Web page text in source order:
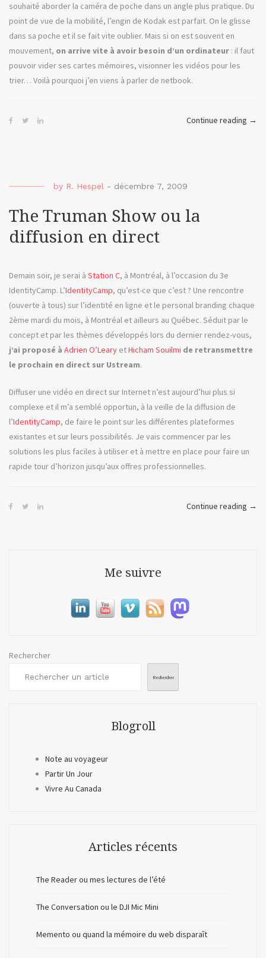
souhaité aborder la caméra de poche dans un angle plus pratique. Du
point de vue de la mobilité, l’engin de Kodak est parfait. On le glisse
dans sa poche et il se fait vite oublier. Mais si on est souvent en
mouvement, on arrive vite à avoir besoin d’un ordinateur : il faut
pouvoir vider ses cartes mémoires, visionner les vidéos pour les
trier… Voilà pourquoi j’en viens à parler de netbook.
Continue reading «
→
by R. Hespel - décembre 7, 2009
The Truman Show ou la
diffusion en direct
Demain soir, je serai à Station C, à Montréal, à l’occasion du 3e
IdentityCamp. L’IdentityCamp, qu’est-ce que c’est ? Une rencontre
(ouverte à tous) sur l’identité en ligne et le personal branding chaque
2ème mardi du mois, à Montréal et ailleurs au Québec. Séduit par le
concept et par les thèmes développés lors du dernier rendez-vous,
j’ai proposé à Adrien O’Leary etHicham Souilmi de retransmettre
le prochain en direct sur Ustream.
Diffuser une vidéo en direct sur Internet n’est aujourd’hui plus si
complexe et il m’a semblé opportun, à la veille de la diffusion de
l’IdentityCamp, de faire le point sur les différentes plateformes
existantes et sur leurs possibilités. Je vais commencer par les
solutions les plus faciles à utiliser et à mettre en place pour faire un
rapide tour d’horizon jusqu’aux offres professionnelles.
Continue reading « The
→
Me suivre
Rechercher
Rechercher
Blogroll
Note au voyageur
Partir Un Jour
Vivre Au Canada
Articles récents
The Reader ou mes lectures de l’été
The Conversation ou le DJI Mic Mini
Memento ou quand la mémoire du web disparaît